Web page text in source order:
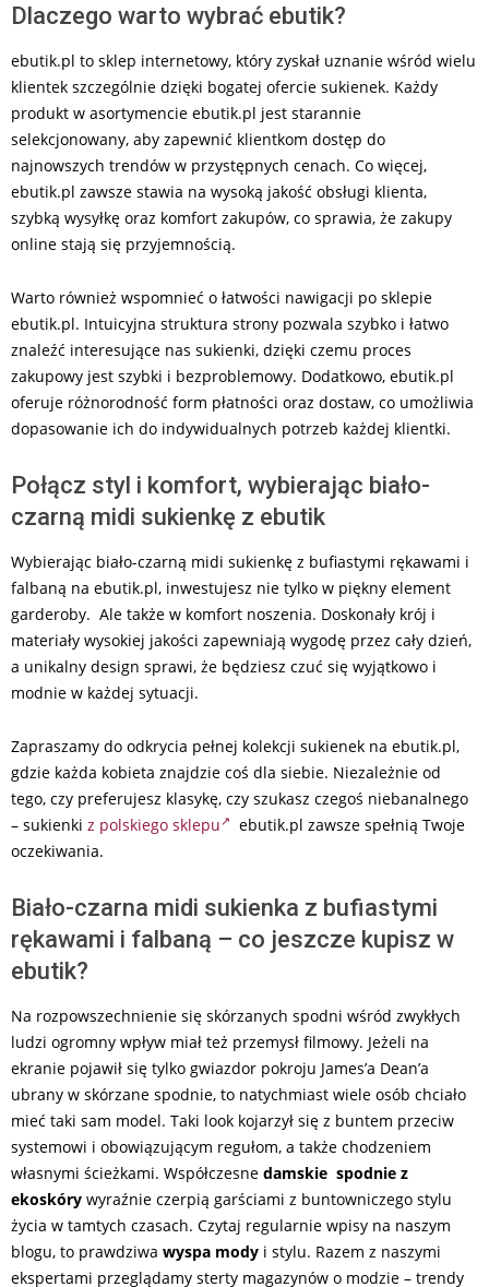
Dlaczego warto wybrać ebutik?
ebutik.pl to sklep internetowy, który zyskał uznanie wśród wielu
klientek szczególnie dzięki bogatej ofercie sukienek. Każdy
produkt w asortymencie ebutik.pl jest starannie
selekcjonowany, aby zapewnić klientkom dostęp do
najnowszych trendów w przystępnych cenach. Co więcej,
ebutik.pl zawsze stawia na wysoką jakość obsługi klienta,
szybką wysyłkę oraz komfort zakupów, co sprawia, że zakupy
online stają się przyjemnością.
Warto również wspomnieć o łatwości nawigacji po sklepie
ebutik.pl. Intuicyjna struktura strony pozwala szybko i łatwo
znaleźć interesujące nas sukienki, dzięki czemu proces
zakupowy jest szybki i bezproblemowy. Dodatkowo, ebutik.pl
oferuje różnorodność form płatności oraz dostaw, co umożliwia
dopasowanie ich do indywidualnych potrzeb każdej klientki.
Połącz styl i komfort, wybierając biało-
czarną midi sukienkę z ebutik
Wybierając biało-czarną midi sukienkę z bufiastymi rękawami i
falbaną na ebutik.pl, inwestujesz nie tylko w piękny element
garderoby. Ale także w komfort noszenia. Doskonały krój i
materiały wysokiej jakości zapewniają wygodę przez cały dzień,
a unikalny design sprawi, że będziesz czuć się wyjątkowo i
modnie w każdej sytuacji.
Zapraszamy do odkrycia pełnej kolekcji sukienek na ebutik.pl,
gdzie każda kobieta znajdzie coś dla siebie. Niezależnie od
tego, czy preferujesz klasykę, czy szukasz czegoś niebanalnego
– sukienki z polskiego sklepu
ebutik.pl zawsze spełnią Twoje
oczekiwania.
Biało-czarna midi sukienka z bufiastymi
rękawami i falbaną – co jeszcze kupisz w
ebutik?
Na rozpowszechnienie się skórzanych spodni wśród zwykłych
ludzi ogromny wpływ miał też przemysł filmowy. Jeżeli na
ekranie pojawił się tylko gwiazdor pokroju James’a Dean’a
ubrany w skórzane spodnie, to natychmiast wiele osób chciało
mieć taki sam model. Taki look kojarzył się z buntem przeciw
systemowi i obowiązującym regułom, a także chodzeniem
własnymi ścieżkami. Współczesne damskie spodnie z
ekoskóry wyraźnie czerpią garściami z buntowniczego stylu
życia w tamtych czasach. Czytaj regularnie wpisy na naszym
blogu, to prawdziwa wyspa mody i stylu. Razem z naszymi
ekspertami przeglądamy sterty magazynów o modzie – trendy